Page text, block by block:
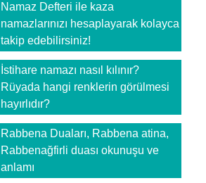
Namaz Defteri ile kaza
namazlarınızı hesaplayarak kolayca
takip edebilirsiniz!
İstihare namazı nasıl kılınır?
Rüyada hangi renklerin görülmesi
hayırlıdır?
Rabbena Duaları, Rabbena atina,
Rabbenağfirli duası okunuşu ve
anlamı